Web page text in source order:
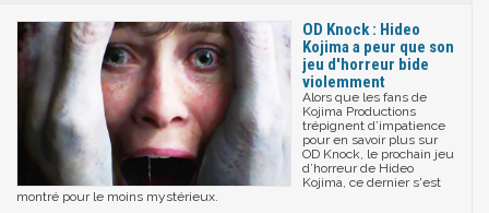
OD Knock : Hideo
Kojima a peur que son
jeu d'horreur bide
violemment
Alors que les fans de
Kojima Productions
trépignent d’impatience
pour en savoir plus sur
OD Knock, le prochain jeu
d’horreur de Hideo
Kojima, ce dernier s'est
montré pour le moins mystérieux.